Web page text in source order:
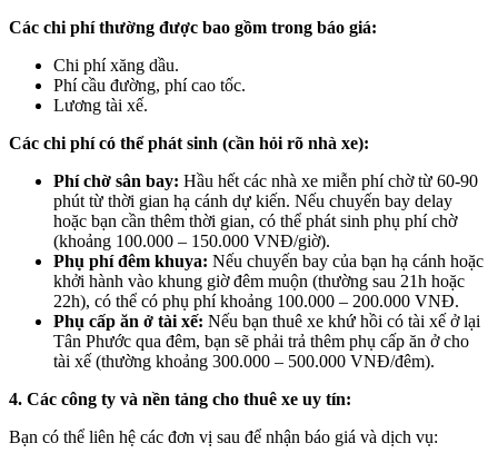
Các chi phí thường được bao gồm trong báo giá:
Chi phí xăng dầu.
Phí cầu đường, phí cao tốc.
Lương tài xế.
Các chi phí có thể phát sinh (cần hỏi rõ nhà xe):
Phí chờ sân bay: Hầu hết các nhà xe miễn phí chờ từ 60-90
phút từ thời gian hạ cánh dự kiến. Nếu chuyến bay delay
hoặc bạn cần thêm thời gian, có thể phát sinh phụ phí chờ
(khoảng 100.000 – 150.000 VNĐ/giờ).
Phụ phí đêm khuya: Nếu chuyến bay của bạn hạ cánh hoặc
khởi hành vào khung giờ đêm muộn (thường sau 21h hoặc
22h), có thể có phụ phí khoảng 100.000 – 200.000 VNĐ.
Phụ cấp ăn ở tài xế: Nếu bạn thuê xe khứ hồi có tài xế ở lại
Tân Phước qua đêm, bạn sẽ phải trả thêm phụ cấp ăn ở cho
tài xế (thường khoảng 300.000 – 500.000 VNĐ/đêm).
4. Các công ty và nền tảng cho thuê xe uy tín:
Bạn có thể liên hệ các đơn vị sau để nhận báo giá và dịch vụ: